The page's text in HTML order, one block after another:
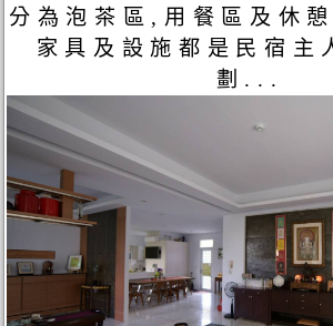
分為泡茶區,用餐區及休
家具及設施都是民宿主
劃...